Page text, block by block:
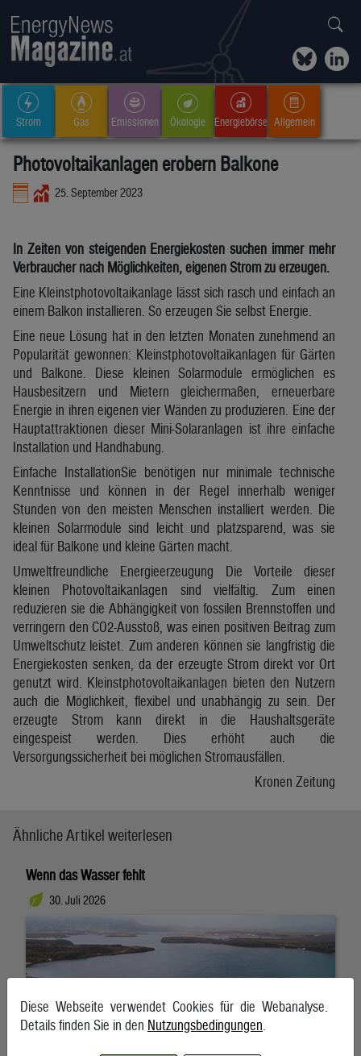
Strom Gas Emissionen Ökologie Energiebörse Allgemein
Photovoltaikanlagen erobern Balkone
25. September 2023
In Zeiten von steigenden Energiekosten suchen immer mehr
Verbraucher nach Möglichkeiten, eigenen Strom zu erzeugen.
Eine Kleinstphotovoltaikanlage lässt sich rasch und einfach an
einem Balkon installieren. So erzeugen Sie selbst Energie.
Eine neue Lösung hat in den letzten Monaten zunehmend an
Popularität gewonnen: Kleinstphotovoltaikanlagen für Gärten
und Balkone. Diese kleinen Solarmodule ermöglichen es
Hausbesitzern und Mietern gleichermaßen, erneuerbare
Energie in ihren eigenen vier Wänden zu produzieren. Eine der
Hauptattraktionen dieser Mini-Solaranlagen ist ihre einfache
Installation und Handhabung.
Einfache InstallationSie benötigen nur minimale technische
Kenntnisse und können in der Regel innerhalb weniger
Stunden von den meisten Menschen installiert werden. Die
kleinen Solarmodule sind leicht und platzsparend, was sie
ideal für Balkone und kleine Gärten macht.
Umweltfreundliche Energieerzeugung Die Vorteile dieser
kleinen Photovoltaikanlagen sind vielfältig. Zum einen
reduzieren sie die Abhängigkeit von fossilen Brennstoffen und
verringern den CO2-Ausstoß, was einen positiven Beitrag zum
Umweltschutz leistet. Zum anderen können sie langfristig die
Energiekosten senken, da der erzeugte Strom direkt vor Ort
genutzt wird. Kleinstphotovoltaikanlagen bieten den Nutzern
auch die Möglichkeit, flexibel und unabhängig zu sein. Der
erzeugte Strom kann direkt in die Haushaltsgeräte
eingespeist werden. Dies erhöht auch die
Versorgungssicherheit bei möglichen Stromausfällen.
Kronen Zeitung
Ähnliche Artikel weiterlesen
Wenn das Wasser fehlt
30. Juli 2026
Diese Webseite verwendet Cookies für die Webanalyse.
Details finden Sie in den Nutzungsbedingungen.